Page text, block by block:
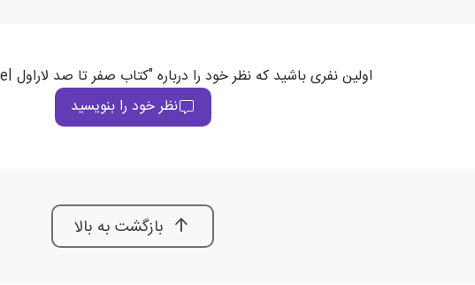
اولین نفری باشید که نظر خود را درباره "کتاب صفر تا صد لاراول laravel" ثبت می‌کند
نظر خود را بنویسید
بازگشت به بالا